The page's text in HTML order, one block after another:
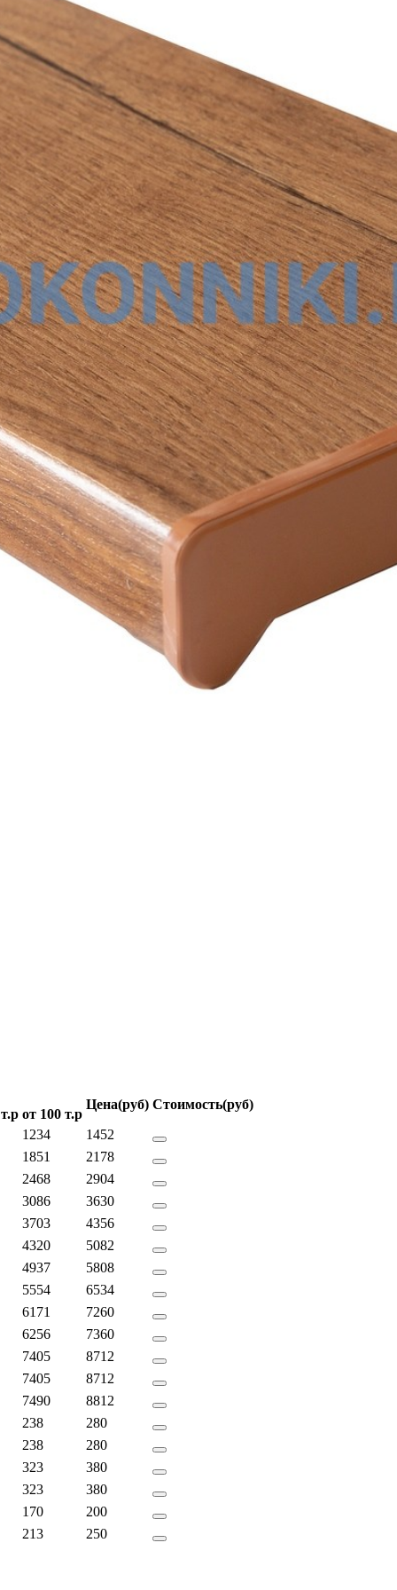
Цена(руб) Стоимость(руб)
от 100 т.р
1234
1452
1851
2178
2468
2904
3086
3630
3703
4356
4320
5082
4937
5808
5554
6534
6171
7260
6256
7360
7405
8712
7405
8712
7490
8812
238
280
238
280
323
380
323
380
170
200
213
250